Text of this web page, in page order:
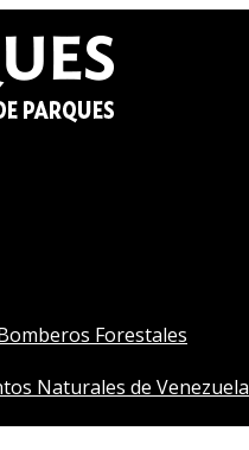
Forestales
Naturales de Venezuela